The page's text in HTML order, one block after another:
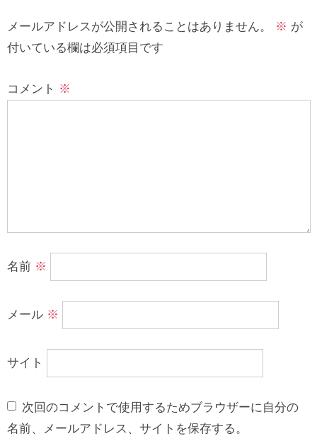
メールアドレスが公開されることはありません。 ※ が
付いている欄は必須項目です
コメント ※
名前 ※
メール ※
サイト
次回のコメントで使用するためブラウザーに自分の
名前、メールアドレス、サイトを保存する。